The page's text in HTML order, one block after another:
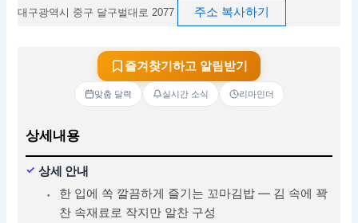
대구광역시 중구 달구벌대로 2077 주소 복사하기
즐겨찾기하고 알림받기
맞춤 달력 실시간 소식 리마인더
상세내용
상세 안내
한 입에 쏙 깔끔하게 즐기는 꼬마김밥 — 김 속에 꽉
찬 속재료로 작지만 알찬 구성